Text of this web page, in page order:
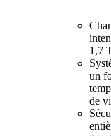
1,7
un
de